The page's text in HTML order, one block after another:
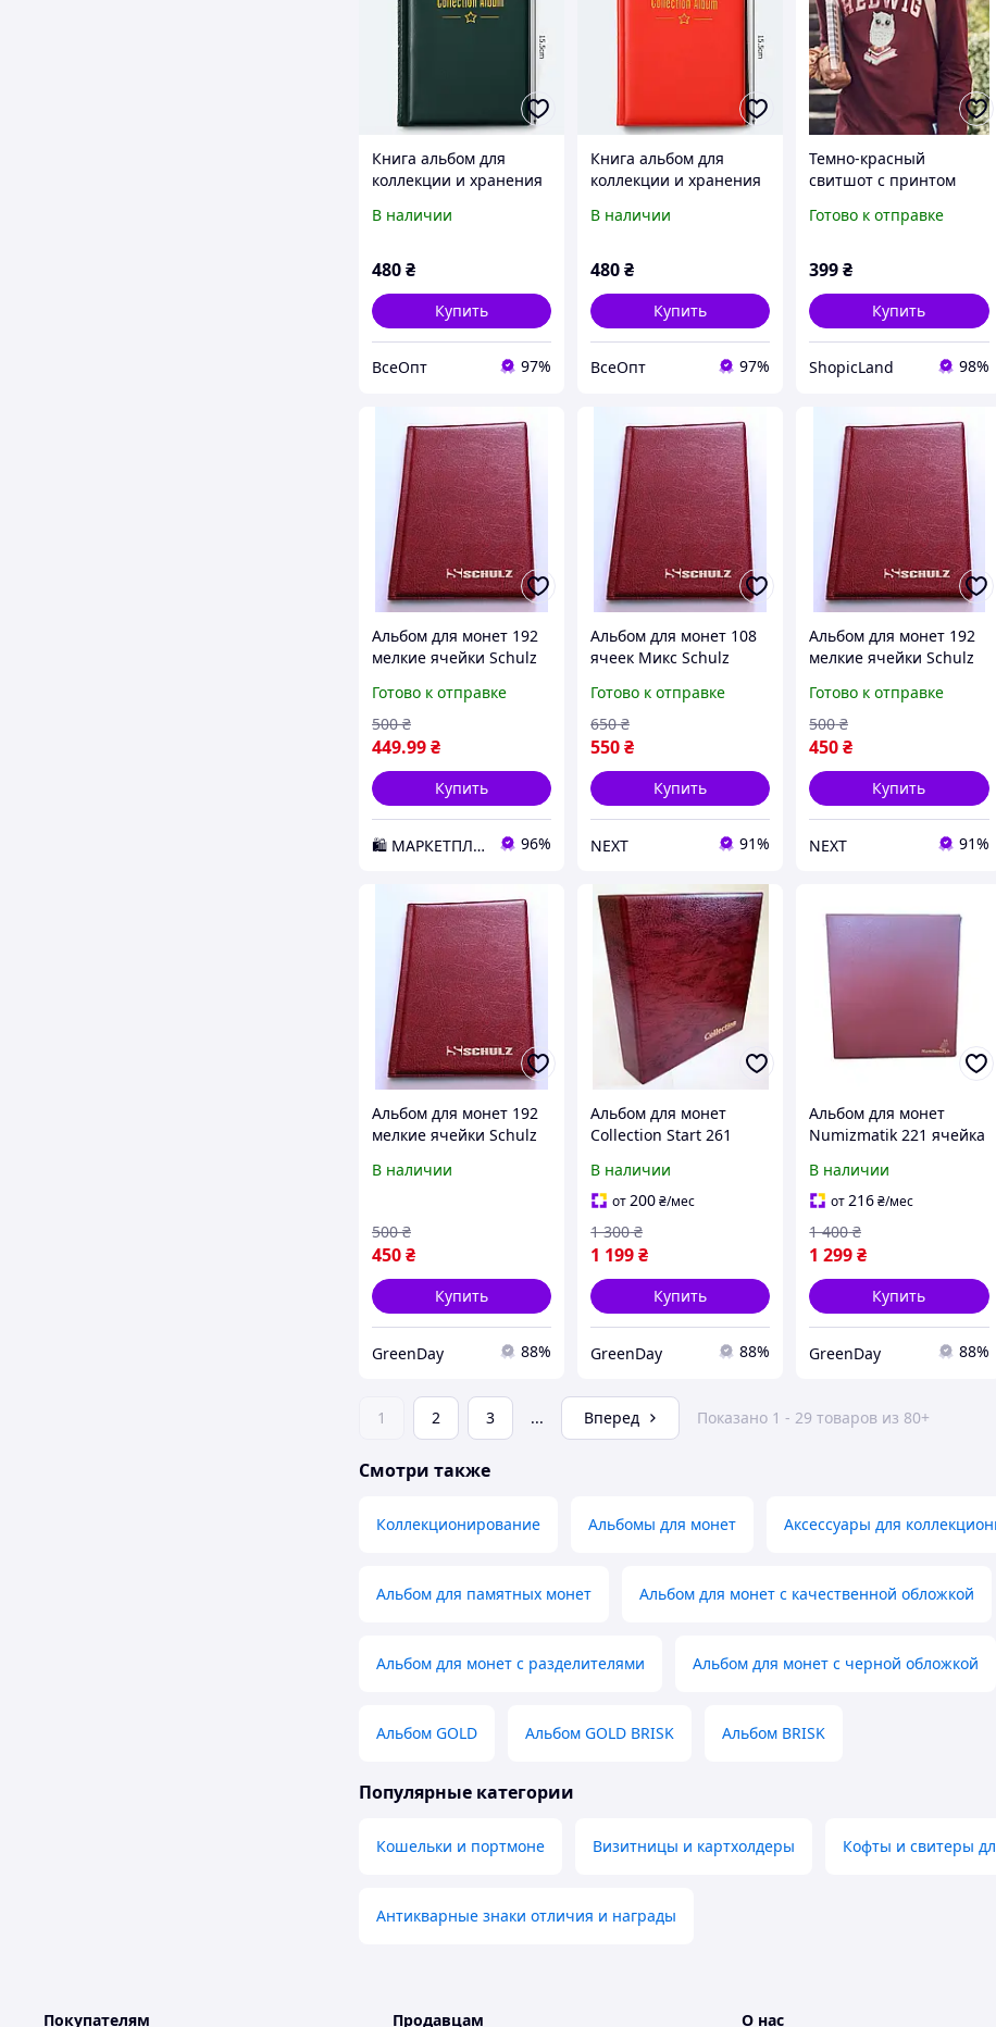
Книга альбом для
коллекции и хранения
нумизматический
коллекционеру Темно-
зелёный
В наличии
480₴
Купить
ВсеОпт 97%
Книга альбом для
коллекции и хранения
нумизматический
коллекционеру
Красный
В наличии
480₴
Купить
ВсеОпт 97%
Темно-красный
свитшот с принтом
коллекции H&M x Harry
Готово к отправке
399₴
Купить
ShopicLand 98%
Альбом для монет 192
мелкие ячейки Schulz
(hub_jykl4r) D2-2026
Готово к отправке
449.99₴
500 ₴
Купить
🛍️ МАРКЕТПЛЕЙС DMD 96%
Альбом для монет 108
ячеек Микс Schulz
(hub_rxssuz)
Готово к отправке
550₴
650 ₴
Купить
NEXT 91%
Альбом для монет 192
мелкие ячейки Schulz
(hub_jykl4r)
Готово к отправке
450₴
500 ₴
Купить
NEXT 91%
Альбом для монет 192
мелкие ячейки Schulz
(hub_jykl4r)
В наличии
450₴
500 ₴
Купить
GreenDay 88%
Альбом для монет
Collection Start 261
(hub_zvu79i)
В наличии
от200₴/мес
1 199₴
1 300 ₴
Купить
GreenDay 88%
Альбом для монет
Numizmatik 221 ячейка
(hub_9ocl8i)
В наличии
от216₴/мес
1 299₴
1 400 ₴
Купить
GreenDay 88%
1 2 3 ... Вперед Показано 1 - 29 товаров из 80+
Смотри также
Коллекционирование Альбомы для монет Аксессуары для
Альбом для памятных монет Альбом для монет с качественной обложкой
Альбом для монет с разделителями Альбом для монет с черной обложкой
Альбом GOLD Альбом GOLD BRISK Альбом BRISK
Популярные категории
Кошельки и портмоне Визитницы и картхолдеры Кофты и свитеры
Антикварные знаки отличия и награды
Покупателям Продавцам О нас